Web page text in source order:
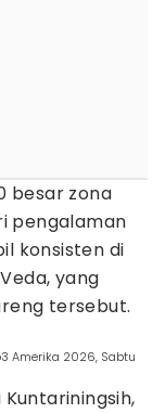
besar zona
pengalaman
konsisten di
yang
tersebut.
Amerika 2026, Sabtu